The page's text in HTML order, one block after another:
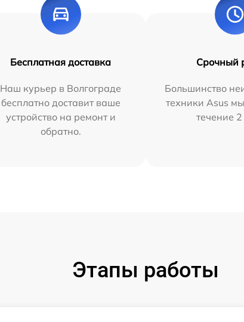
Бесплатная доставка
Наш курьер в Волгограде
бесплатно доставит ваше
устройство на ремонт и
обратно.
Срочный
Большинство
техники Asus
течение
Этапы работы